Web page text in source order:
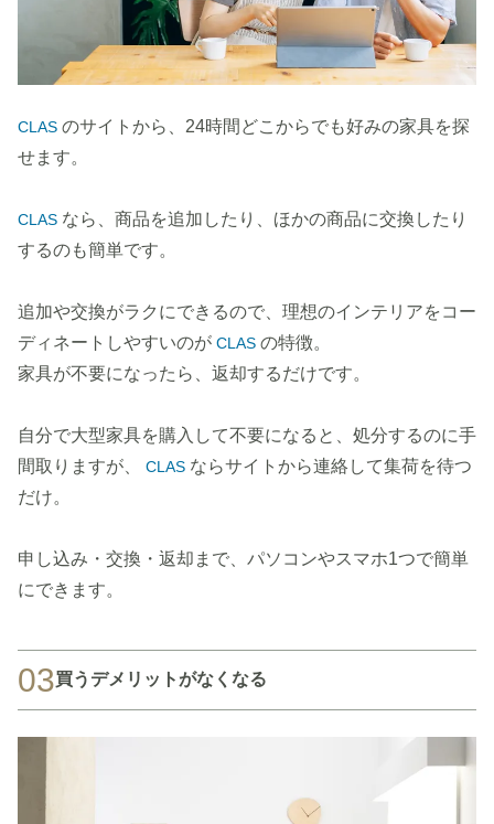
CLAS のサイトから、24時間どこからでも好みの家具を探
せます。
CLAS なら、商品を追加したり、ほかの商品に交換したり
するのも簡単です。
追加や交換がラクにできるので、理想のインテリアをコー
ディネートしやすいのが CLAS の特徴。
家具が不要になったら、返却するだけです。
自分で大型家具を購入して不要になると、処分するのに手
間取りますが、 CLAS ならサイトから連絡して集荷を待つ
だけ。
申し込み・交換・返却まで、パソコンやスマホ1つで簡単
にできます。
03買うデメリットがなくなる